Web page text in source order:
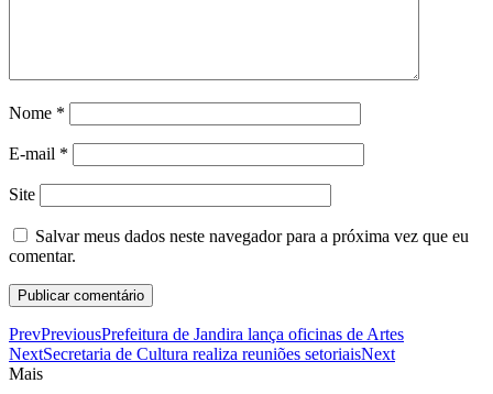
Nome *
E-mail *
Site
Salvar meus dados neste navegador para a próxima vez que eu
comentar.
PrevPreviousPrefeitura de Jandira lança oficinas de Artes
NextSecretaria de Cultura realiza reuniões setoriaisNext
Mais